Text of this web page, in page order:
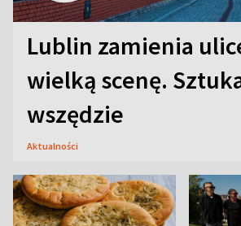
Lublin zamienia
wielką scenę.
wszędzie
Aktualności